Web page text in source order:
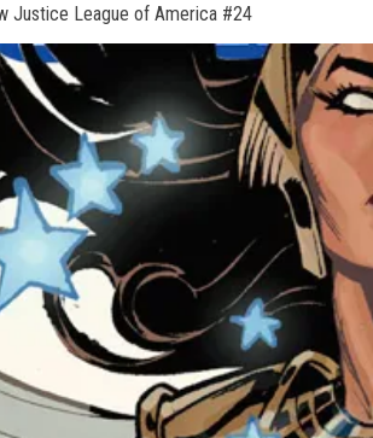
Justice League of America #24